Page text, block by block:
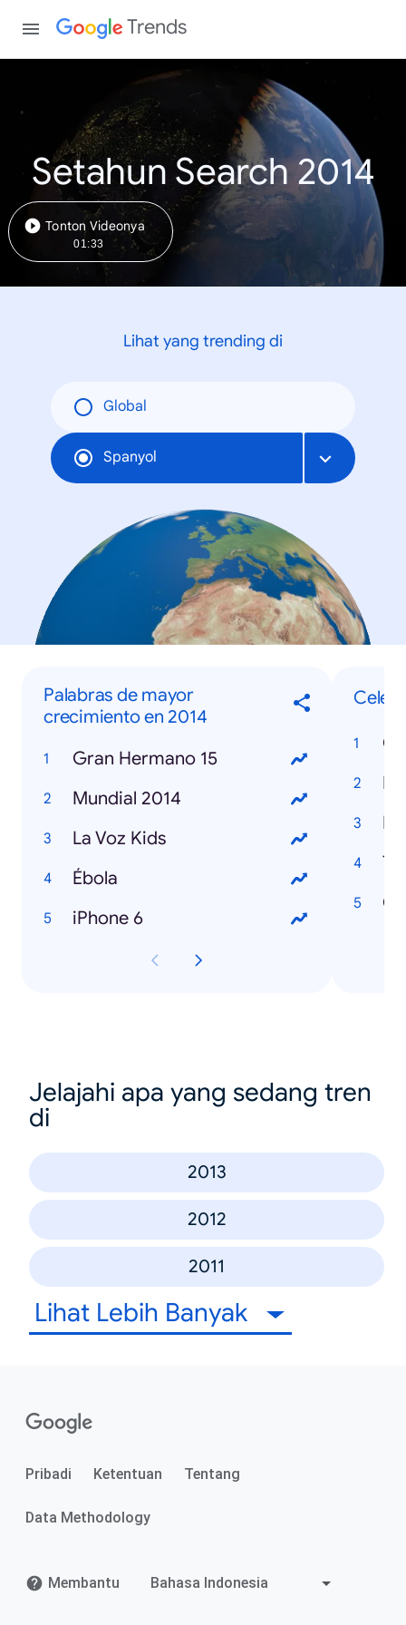
Trends
Setahun Search 2014
Tonton Videonya
01:33
Lihat yang trending di
Global
Spanyol
Palabras de mayor
crecimiento en 2014
Gran Hermano 15
Mundial 2014
La Voz Kids
Ébola
iPhone 6
Jelajahi apa yang sedang tren
di
2013
2012
2011
Lihat Lebih Banyak
Pribadi Ketentuan Tentang
Data Methodology
Membantu